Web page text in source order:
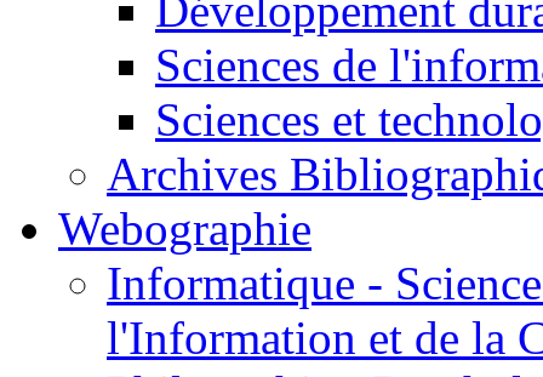
Développement
Sciences de
Sciences et
Archives
Webographie
Informatique -
l'Information et de la